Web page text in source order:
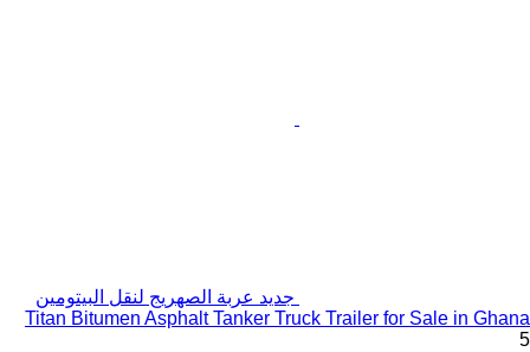
جديد عربة الصهريج لنقل البيتومين
Titan Bitumen Asphalt Tanker Truck Trailer for Sale in Ghana
5